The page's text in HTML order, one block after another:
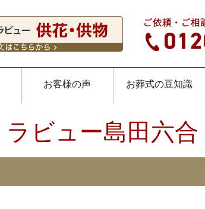
お客様の声 お葬式の豆知識
ラビュー島田六合